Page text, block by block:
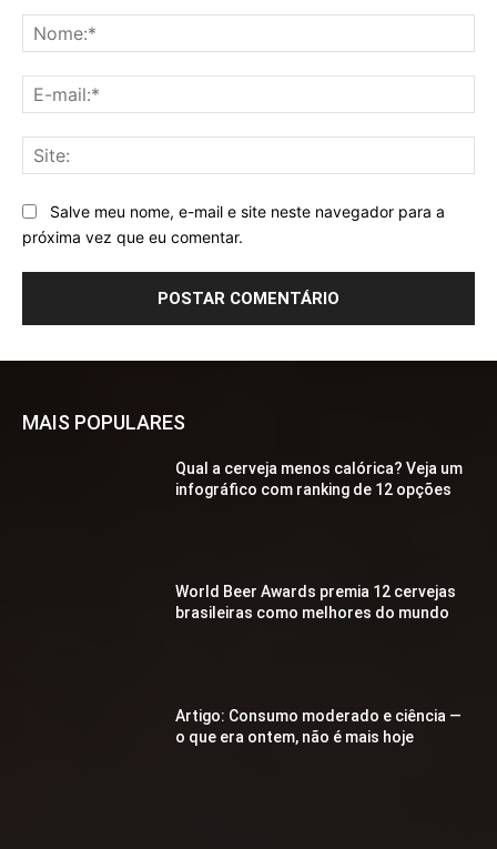
Salve meu nome, e-mail e site neste navegador para a
próxima vez que eu comentar.
MAIS POPULARES
Qual a cerveja menos calórica? Veja um
infográfico com ranking de 12 opções
World Beer Awards premia 12 cervejas
brasileiras como melhores do mundo
Artigo: Consumo moderado e ciência —
o que era ontem, não é mais hoje